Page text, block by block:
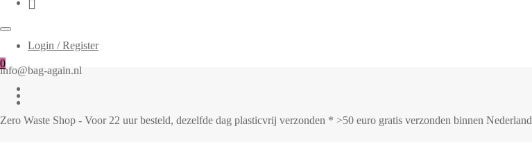
Login / Register
0
info@bag-again.nl
Zero Waste Shop - Voor 22 uur besteld, dezelfde dag plasticvrij verzonden * >50 euro gratis verzonden binnen Nederland